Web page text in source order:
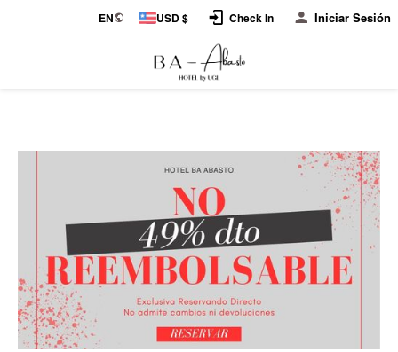
EN USD $ Check In Iniciar Sesión